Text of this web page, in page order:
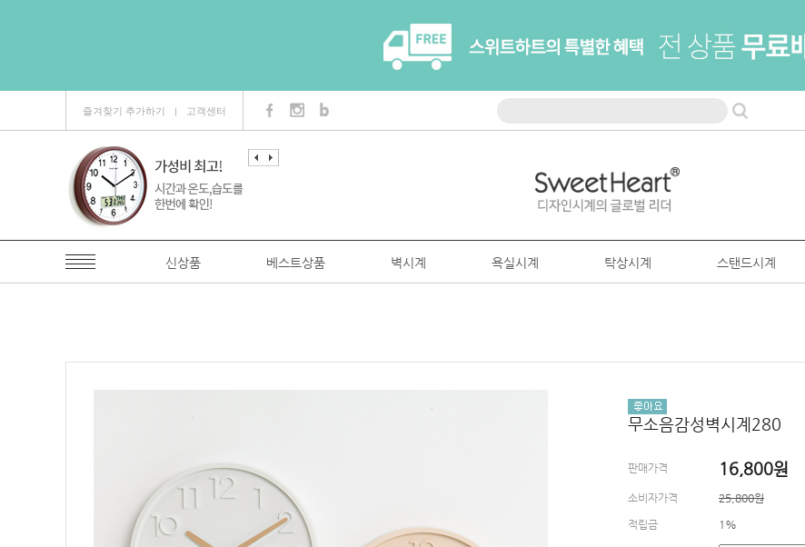
즐겨찾기 추가하기 ㅣ 고객센터
신상품 베스트상품 벽시계 욕실시계 탁상시계 스탠드시계
무소음감성벽시계280
판매가격 16,800원
소비자가격 25,800원
적립금 1%